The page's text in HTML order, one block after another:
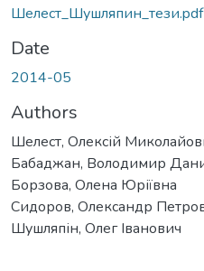
Шелест_Шушляпин_тези.pdf
Date
2014-05
Authors
Шелест, Олексій
Бабаджан, Володимир
Борзова, Олена Юріївна
Сидоров, Олександр
Шушляпін, Олег Іванович